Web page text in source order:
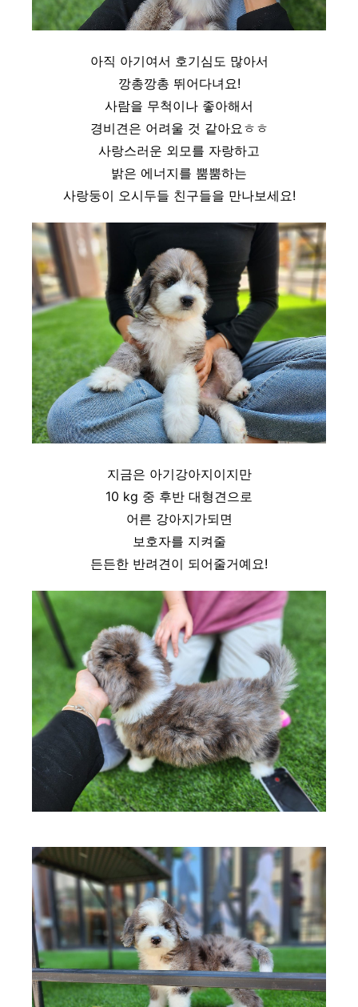
아직 아기여서 호기심도 많아서
깡총깡총 뛰어다녀요!
사람을 무척이나 좋아해서
경비견은 어려울 것 같아요ㅎㅎ
사랑스러운 외모를 자랑하고
밝은 에너지를 뿜뿜하는
사랑둥이 오시두들 친구들을 만나보세요!
지금은 아기강아지이지만
10 kg 중 후반 대형견으로
어른 강아지가되면
보호자를 지켜줄
든든한 반려견이 되어줄거예요!